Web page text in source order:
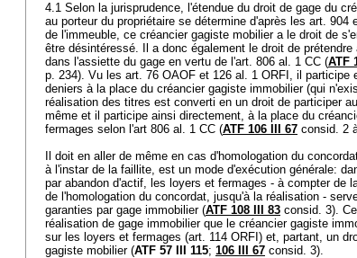
4.1 Selon la jurisprudence, l'étendue du droit de gage du
au porteur du propriétaire se détermine d'après les art. 904
de l'immeuble, ce créancier gagiste mobilier a le droit de
être désintéressé. Il a donc également le droit de
dans l'assiette du gage en vertu de l'art. 806 al. 1 CC (ATF
p. 234). Vu les art. 76 OAOF et 126 al. 1 ORFI, il participe
deniers à la place du créancier gagiste immobilier (qui
réalisation des titres est converti en un droit de participer
même et il participe ainsi directement, à la place du
fermages selon l'art 806 al. 1 CC (ATF 106 III 67 consid. 2
Il doit en aller de même en cas d'homologation du
à l'instar de la faillite, est un mode d'exécution générale:
par abandon d'actif, les loyers et fermages - à compter de
de l'homologation du concordat, jusqu'à la réalisation -
garanties par gage immobilier (ATF 108 III 83 consid. 3).
réalisation de gage immobilier que le créancier gagiste
sur les loyers et fermages (art. 114 ORFI ) et, partant, un
gagiste mobilier (ATF 57 III 115; 106 III 67 consid. 3).